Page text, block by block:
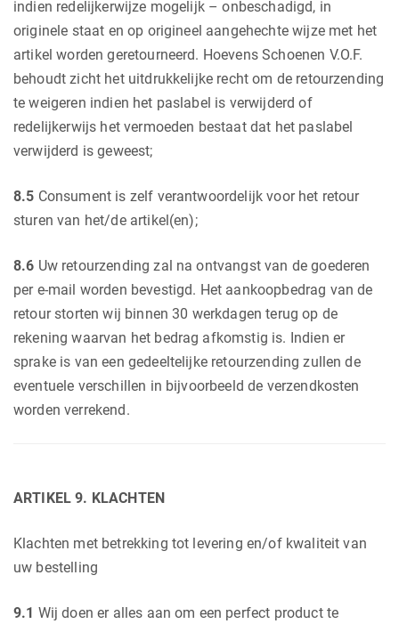
indien redelijkerwijze mogelijk – onbeschadigd, in
originele staat en op origineel aangehechte wijze met het
artikel worden geretourneerd. Hoevens Schoenen V.O.F.
behoudt zicht het uitdrukkelijke recht om de retourzending
te weigeren indien het paslabel is verwijderd of
redelijkerwijs het vermoeden bestaat dat het paslabel
verwijderd is geweest;
8.5 Consument is zelf verantwoordelijk voor het retour
sturen van het/de artikel(en);
8.6 Uw retourzending zal na ontvangst van de goederen
per e-mail worden bevestigd. Het aankoopbedrag van de
retour storten wij binnen 30 werkdagen terug op de
rekening waarvan het bedrag afkomstig is. Indien er
sprake is van een gedeeltelijke retourzending zullen de
eventuele verschillen in bijvoorbeeld de verzendkosten
worden verrekend.
ARTIKEL 9. KLACHTEN
Klachten met betrekking tot levering en/of kwaliteit van
uw bestelling
9.1 Wij doen er alles aan om een perfect product te